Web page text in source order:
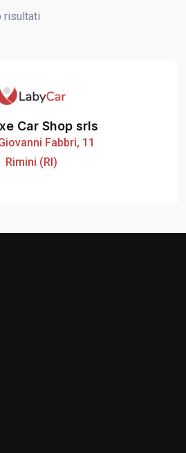
risultati
Car Shop srls
Fabbri, 11
Rimini (RI)